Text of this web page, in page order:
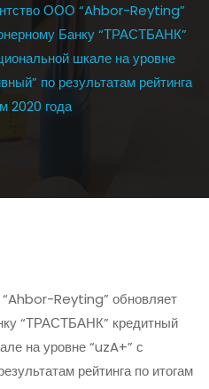
ООО “Ahbor-Reyting”
Банку “ТРАСТБАНК”
шкале на уровне
по результатам рейтинга
2020 года
“Ahbor-Reyting” обновляет
“ТРАСТБАНК” кредитный
на уровне “uzA+” с
рейтинга по итогам